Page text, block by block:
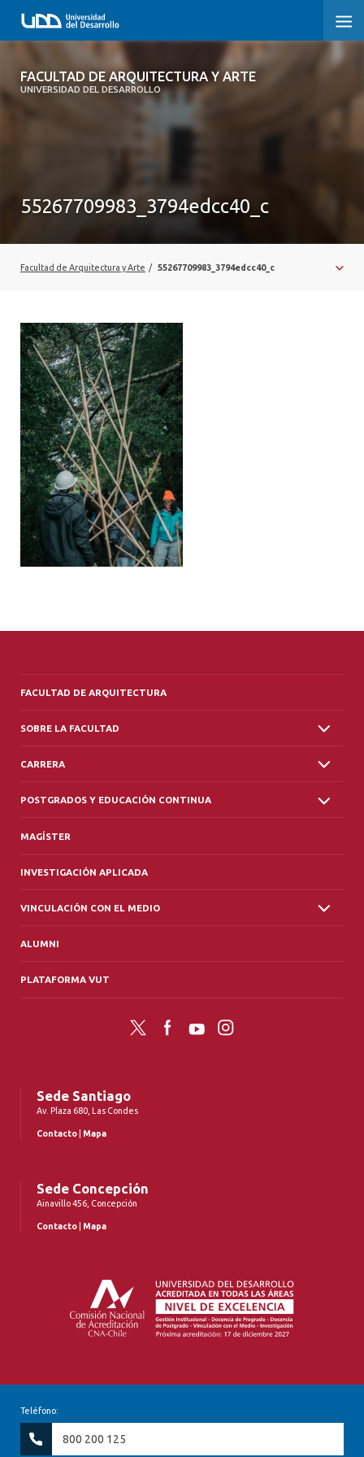
FACULTAD DE ARQUITECTURA Y ARTE
UNIVERSIDAD DEL DESARROLLO
FACULTAD DE ARQUITECTURA Y ARTE
VINCULACIÓN CON EL MEDIO
ALUMNI
PLATAFORMA VUT
55267709983_3794edcc40_c
Facultad de Arquitectura y Arte / 55267709983_3794edcc40_c
FACULTAD DE ARQUITECTURA
SOBRE LA FACULTAD
CARRERA
POSTGRADOS Y EDUCACIÓN CONTINUA
MAGÍSTER
INVESTIGACIÓN APLICADA
VINCULACIÓN CON EL MEDIO
ALUMNI
PLATAFORMA VUT
Twitter FacebookYouTubeInstagram
Sede Santiago
Av. Plaza 680, Las Condes
Contacto Mapa
Sede Concepción
Ainavillo 456, Concepción
Contacto Mapa
Teléfono:
800 200 125